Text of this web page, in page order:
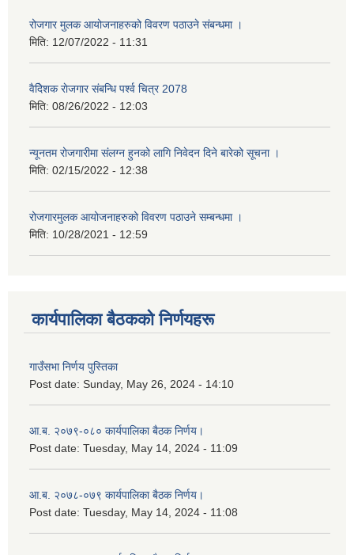
रोजगार मुलक आयोजनाहरुको विवरण पठाउने संबन्धमा ।
मिति: 12/07/2022 - 11:31
वैदेिशक राेजगार संबन्धि पर्श्व चित्र 2078
मिति: 08/26/2022 - 12:03
न्यूनतम रोजगारीमा संलग्न हुनको लागि निवेदन दिने बारेको सूचना ।
मिति: 02/15/2022 - 12:38
रोजगारमुलक आयोजनाहरुको विवरण पठाउने सम्बन्धमा ।
मिति: 10/28/2021 - 12:59
कार्यपालिका बैठकको निर्णयहरू
गाउँसभा निर्णय पुस्तिका
Post date: Sunday, May 26, 2024 - 14:10
आ.ब. २०७९-०८० कार्यपालिका बैठक निर्णय।
Post date: Tuesday, May 14, 2024 - 11:09
आ.ब. २०७८-०७९ कार्यपालिका बैठक निर्णय।
Post date: Tuesday, May 14, 2024 - 11:08